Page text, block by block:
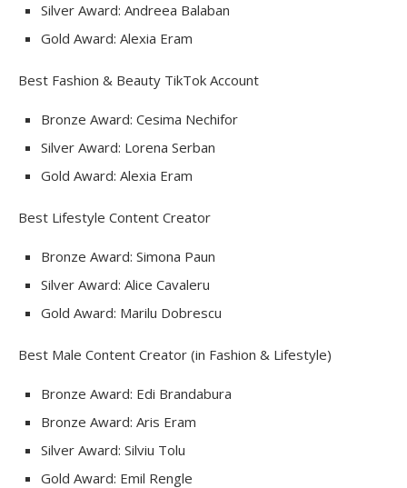
Silver Award: Andreea Balaban
Gold Award: Alexia Eram
Best Fashion & Beauty TikTok Account
Bronze Award: Cesima Nechifor
Silver Award: Lorena Serban
Gold Award: Alexia Eram
Best Lifestyle Content Creator
Bronze Award: Simona Paun
Silver Award: Alice Cavaleru
Gold Award: Marilu Dobrescu
Best Male Content Creator (in Fashion & Lifestyle)
Bronze Award: Edi Brandabura
Bronze Award: Aris Eram
Silver Award: Silviu Tolu
Gold Award: Emil Rengle